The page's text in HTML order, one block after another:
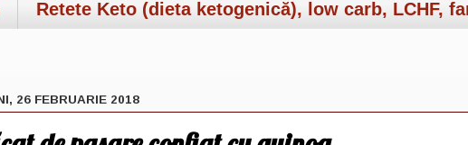
Retete Keto (dieta ketogenică), low carb, LCHF,
26 FEBRUARIE 2018